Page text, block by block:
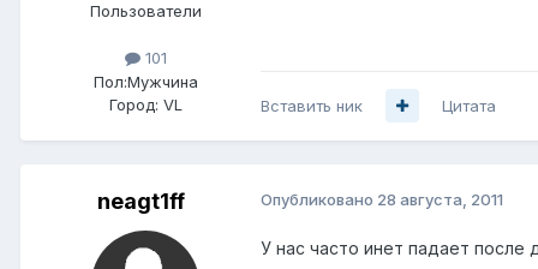
Пользователи
101
Пол:Мужчина
Город: VL Вставить ник Цитата
neagt1ff Опубликовано 28 августа, 2011
У нас часто инет падает